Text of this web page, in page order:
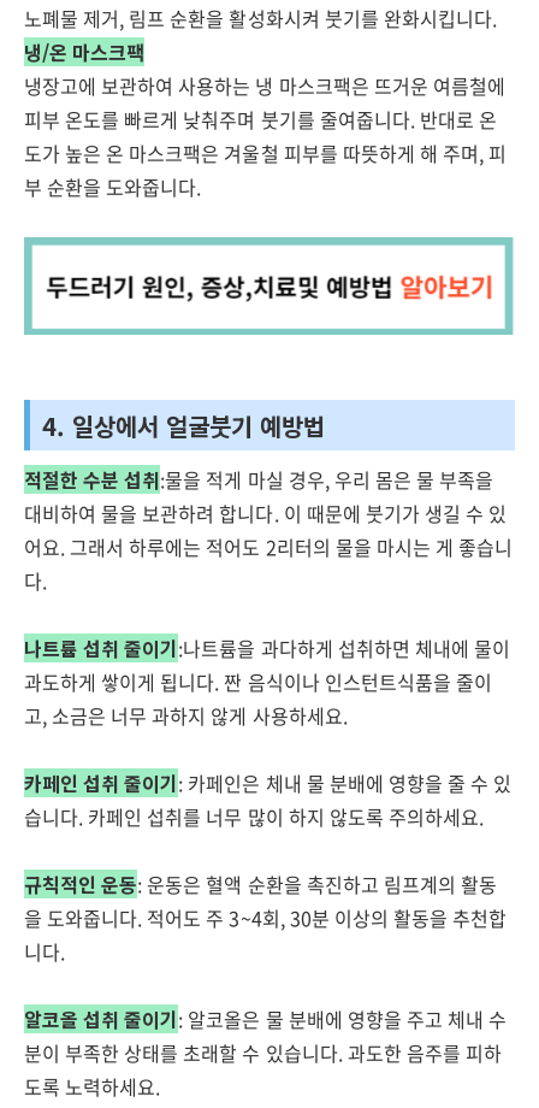
노폐물 제거, 림프 순환을 활성화시켜 붓기를 완화시킵니다.
냉/온 마스크팩
냉장고에 보관하여 사용하는 냉 마스크팩은 뜨거운 여름철에
피부 온도를 빠르게 낮춰주며 붓기를 줄여줍니다. 반대로 온
도가 높은 온 마스크팩은 겨울철 피부를 따뜻하게 해 주며, 피
부 순환을 도와줍니다.
4. 일상에서 얼굴붓기 예방법
적절한 수분 섭취:물을 적게 마실 경우, 우리 몸은 물 부족을
대비하여 물을 보관하려 합니다. 이 때문에 붓기가 생길 수 있
어요. 그래서 하루에는 적어도 2리터의 물을 마시는 게 좋습니
다.
나트륨 섭취 줄이기:나트륨을 과다하게 섭취하면 체내에 물이
과도하게 쌓이게 됩니다. 짠 음식이나 인스턴트식품을 줄이
고, 소금은 너무 과하지 않게 사용하세요.
카페인 섭취 줄이기: 카페인은 체내 물 분배에 영향을 줄 수 있
습니다. 카페인 섭취를 너무 많이 하지 않도록 주의하세요.
규칙적인 운동: 운동은 혈액 순환을 촉진하고 림프계의 활동
을 도와줍니다. 적어도 주 3~4회, 30분 이상의 활동을 추천합
니다.
알코올 섭취 줄이기: 알코올은 물 분배에 영향을 주고 체내 수
분이 부족한 상태를 초래할 수 있습니다. 과도한 음주를 피하
도록 노력하세요.